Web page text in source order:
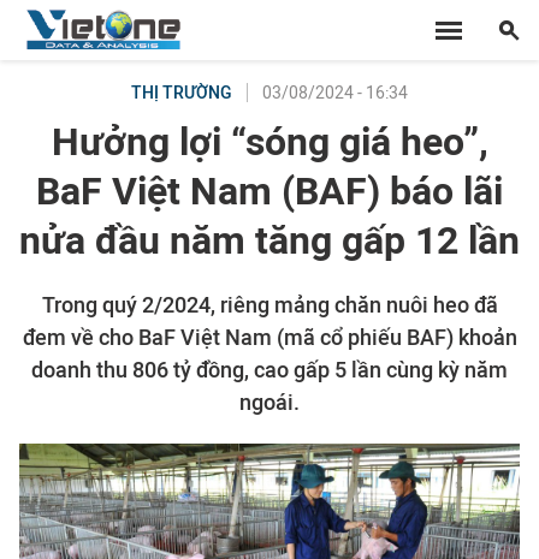
THỊ TRƯỜNG 03/08/2024 - 16:34
Hưởng lợi “sóng giá heo”,
BaF Việt Nam (BAF) báo lãi
nửa đầu năm tăng gấp 12 lần
Trong quý 2/2024, riêng mảng chăn nuôi heo đã
đem về cho BaF Việt Nam (mã cổ phiếu BAF) khoản
doanh thu 806 tỷ đồng, cao gấp 5 lần cùng kỳ năm
ngoái.